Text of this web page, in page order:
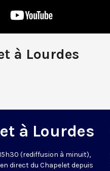
à Lourdes
à Lourdes
(rediffusion à minuit),
direct du Chapelet depuis